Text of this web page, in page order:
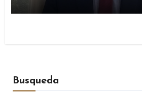
Busqueda